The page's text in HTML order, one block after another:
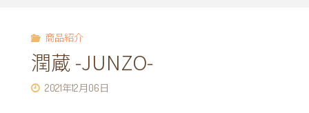
商品紹介
潤蔵 -JUNZO-
2021年12月06日